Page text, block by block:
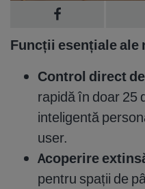
Funcții esențiale ale
Control direct
rapidă în doar 25
inteligentă
user.
Acoperire
pentru spații de